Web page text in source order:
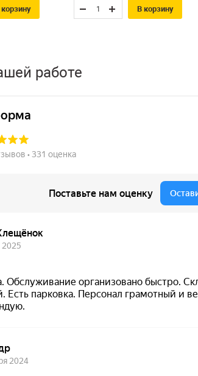
В корзину
работе